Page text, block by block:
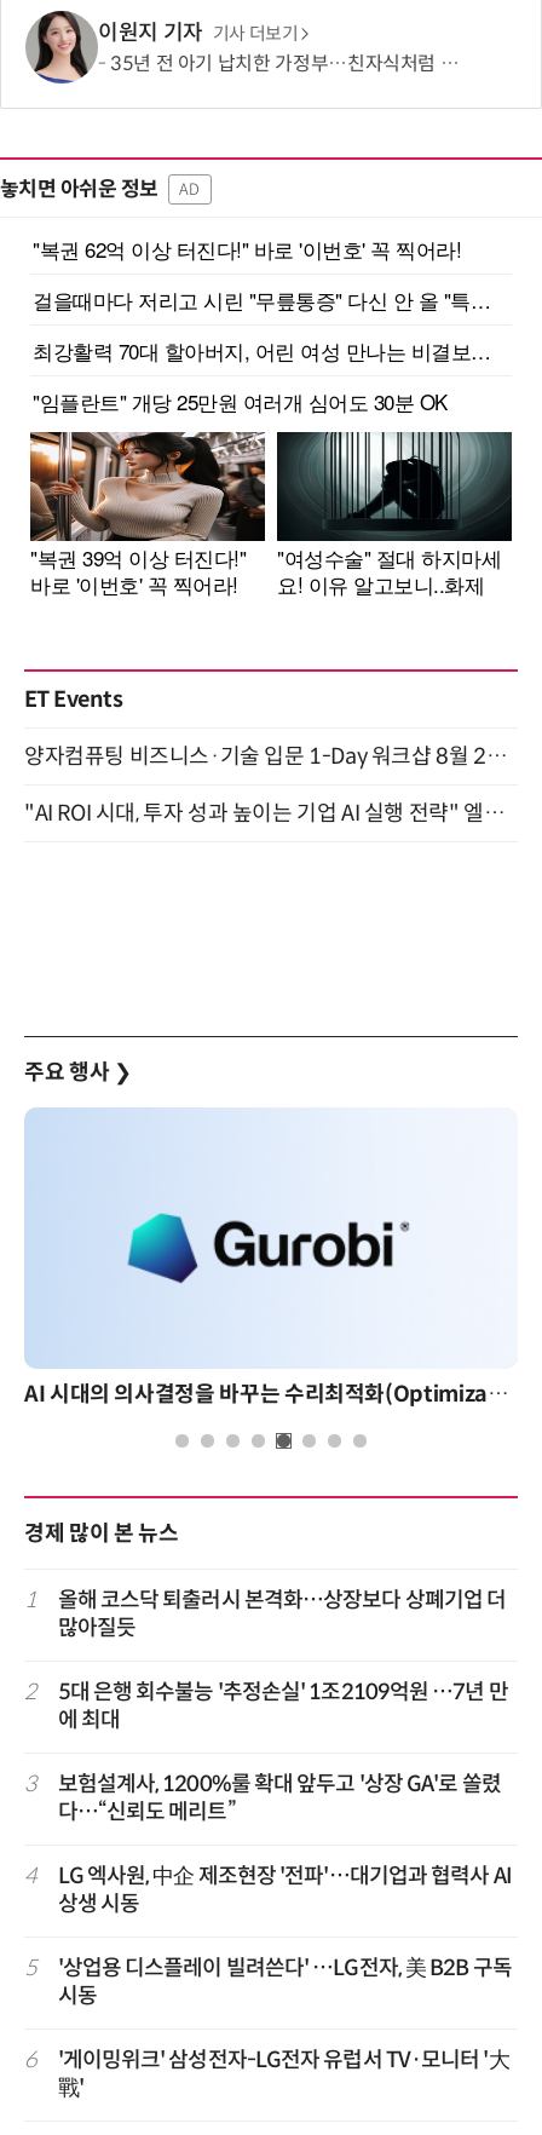
이원지 기자 기사 더보기
35년 전 아기 납치한 가정부…친자식처럼 키워서? '징역 3년' 논란
놓치면 아쉬운 정보 AD
ET Events
양자컴퓨팅 비즈니스·기술 입문 1-Day 워크샵 8월 28일 개최
"AI ROI 시대, 투자 성과 높이는 기업 AI 실행 전략" 엘타워 6층 (9월 18일)
주요 행사 ❯
AI 시대의 의사결정을 바꾸는 수리최적화(Optimization): 실제 산업 적용 사례와 활용 전략
경제 많이 본 뉴스
1
올해 코스닥 퇴출러시 본격화…상장보다 상폐기업 더
많아질듯
2
5대 은행 회수불능 '추정손실' 1조2109억원 …7년 만
에 최대
3
보험설계사, 1200%룰 확대 앞두고 '상장 GA'로 쏠렸
다…“신뢰도 메리트”
4
LG 엑사원, 中企 제조현장 '전파'…대기업과 협력사 AI
상생 시동
5
'상업용 디스플레이 빌려쓴다' …LG전자, 美 B2B 구독
시동
6
'게이밍위크' 삼성전자-LG전자 유럽서 TV·모니터 '大
戰'